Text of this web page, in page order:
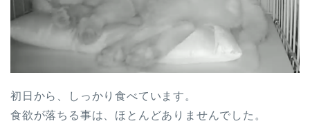
初日から、しっかり食べています。
食欲が落ちる事は、ほとんどありませんでした。